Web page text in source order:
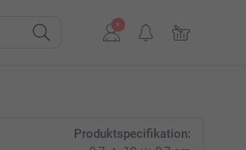
Produktspecifikation: